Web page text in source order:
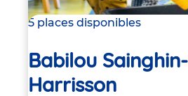
5 places disponibles
Babilou
Harrisson